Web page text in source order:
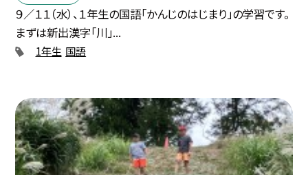
９／１１（水）、１年生の国語「かんじのはじまり」の学習です。
まずは新出漢字「川」...
1年生 国語